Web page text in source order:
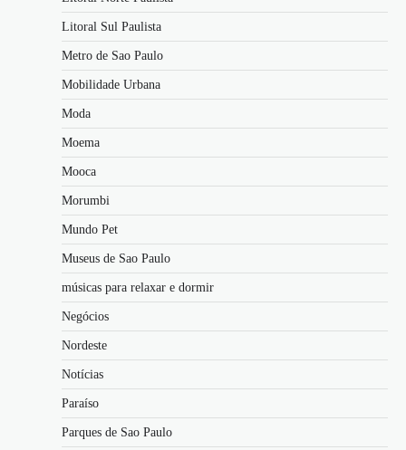
Litoral Sul Paulista
Metro de Sao Paulo
Mobilidade Urbana
Moda
Moema
Mooca
Morumbi
Mundo Pet
Museus de Sao Paulo
músicas para relaxar e dormir
Negócios
Nordeste
Notícias
Paraíso
Parques de Sao Paulo